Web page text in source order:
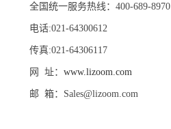
全国统一服务热线：400-689-8970
电话:021-64300612
传真:021-64306117
网 址：www.lizoom.com
邮 箱： Sales@lizoom.com